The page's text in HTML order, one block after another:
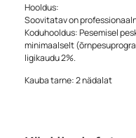
Hooldus:
Soovitatav on
Koduhooldus: Pesemisel
minimaalselt
ligikaudu 2%.
Kauba tarne: 2 nädalat